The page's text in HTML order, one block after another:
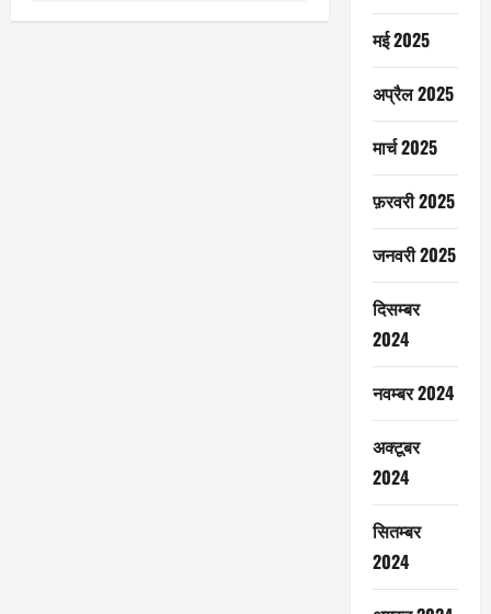
मई 2025
अप्रैल 2025
मार्च 2025
फ़रवरी 2025
जनवरी 2025
दिसम्बर
2024
नवम्बर 2024
अक्टूबर
2024
सितम्बर
2024